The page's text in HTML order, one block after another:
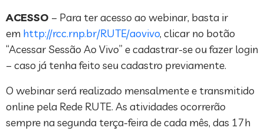
ACESSO – Para ter acesso ao webinar, basta ir
em http://rcc.rnp.br/RUTE/aovivo, clicar no botão
“Acessar Sessão Ao Vivo” e cadastrar-se ou fazer login
– caso já tenha feito seu cadastro previamente.
O webinar será realizado mensalmente e transmitido
online pela Rede RUTE. As atividades ocorrerão
sempre na segunda terça-feira de cada mês, das 17h